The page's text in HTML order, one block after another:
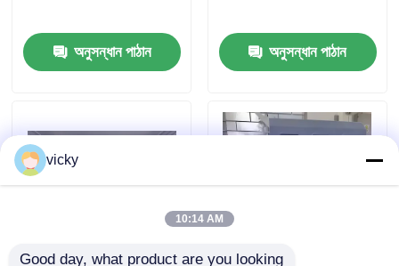
যোগাযোগ করুন
মামলা
হাই স্পিড ডায়নামিটার
অনুসন্ধান পাঠান অনুসন্ধান পাঠান
vicky
10:14 AM
Good day, what product are you looking